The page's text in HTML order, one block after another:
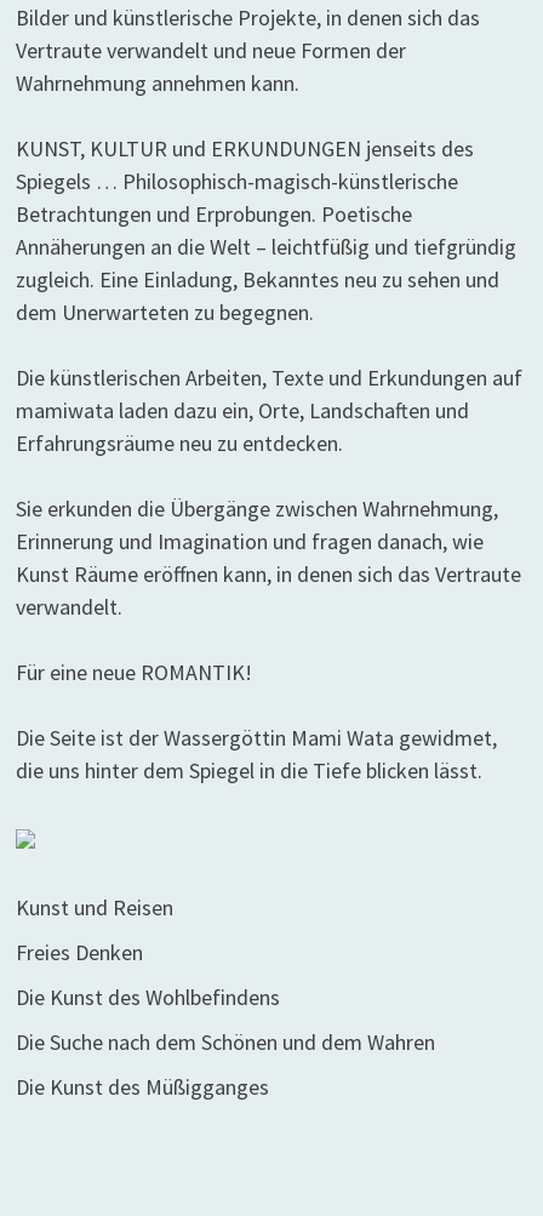
Bilder und künstlerische Projekte, in denen sich das
Vertraute verwandelt und neue Formen der
Wahrnehmung annehmen kann.
KUNST, KULTUR und ERKUNDUNGEN jenseits des
Spiegels … Philosophisch-magisch-künstlerische
Betrachtungen und Erprobungen. Poetische
Annäherungen an die Welt – leichtfüßig und tiefgründig
zugleich. Eine Einladung, Bekanntes neu zu sehen und
dem Unerwarteten zu begegnen.
Die künstlerischen Arbeiten, Texte und Erkundungen auf
mamiwata laden dazu ein, Orte, Landschaften und
Erfahrungsräume neu zu entdecken.
Sie erkunden die Übergänge zwischen Wahrnehmung,
Erinnerung und Imagination und fragen danach, wie
Kunst Räume eröffnen kann, in denen sich das Vertraute
verwandelt.
Für eine neue ROMANTIK!
Die Seite ist der Wassergöttin Mami Wata gewidmet,
die uns hinter dem Spiegel in die Tiefe blicken lässt.
Kunst und Reisen
Freies Denken
Die Kunst des Wohlbefindens
Die Suche nach dem Schönen und dem Wahren
Die Kunst des Müßigganges